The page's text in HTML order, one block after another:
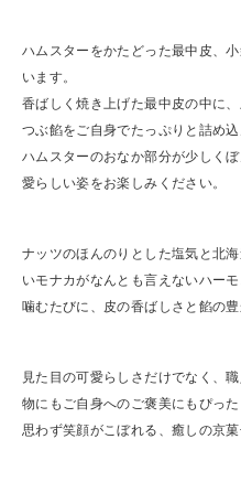
ハムスターをかたどった最中皮、
います。
香ばしく焼き上げた最中皮の中に
つぶ餡をご自身でたっぷりと詰め込
ハムスターのおなか部分が少しく
愛らしい姿をお楽しみください。
ナッツのほんのりとした塩気と北
いモナカがなんとも言えないハーモ
噛むたびに、皮の香ばしさと餡の
見た目の可愛らしさだけでなく、
物にもご自身へのご褒美にもぴった
思わず笑顔がこぼれる、癒しの京菓